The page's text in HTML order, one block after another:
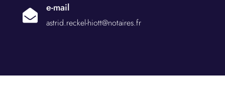

e-mail
astrid.reckel-hiott@notaires.fr